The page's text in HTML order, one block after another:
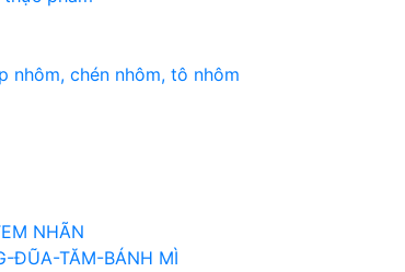
nhôm, chén nhôm, tô nhôm
NHÃN
ĐŨA-TĂM-BÁNH MÌ